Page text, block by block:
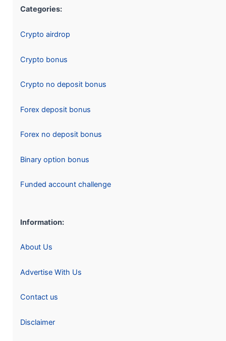
Categories:
Crypto airdrop
Crypto bonus
Crypto no deposit bonus
Forex deposit bonus
Forex no deposit bonus
Binary option bonus
Funded account challenge
Information:
About Us
Advertise With Us
Contact us
Disclaimer